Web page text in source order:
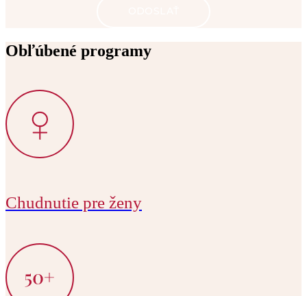
Obľúbené programy
Chudnutie pre ženy